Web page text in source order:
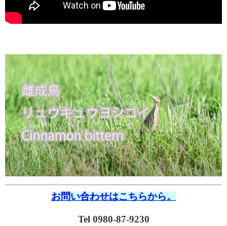
お問い合わせはこちらから。
Tel 0980-87-9230